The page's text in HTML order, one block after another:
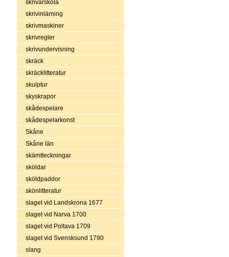
skrivarskola
skrivinlärning
skrivmaskiner
skrivregler
skrivundervisning
skräck
skräcklitteratur
skulptur
skyskrapor
skådespelare
skådespelarkonst
Skåne
Skåne län
skämtteckningar
sköldar
sköldpaddor
skönlitteratur
slaget vid Landskrona 1677
slaget vid Narva 1700
slaget vid Poltava 1709
slaget vid Svensksund 1790
slang